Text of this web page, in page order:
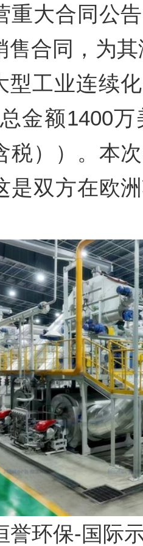
重大合同公
售合同，为
型工业连续
金额1400
税））。本
是双方在欧
保-国际示